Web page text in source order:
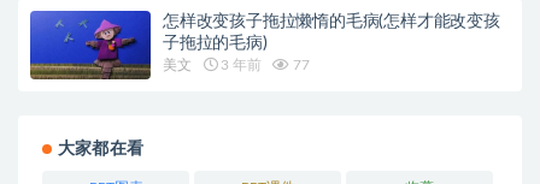
怎样改变孩子拖拉懒惰的毛病(怎样才能改变孩
子拖拉的毛病)
美文 3 年前 77
大家都在看